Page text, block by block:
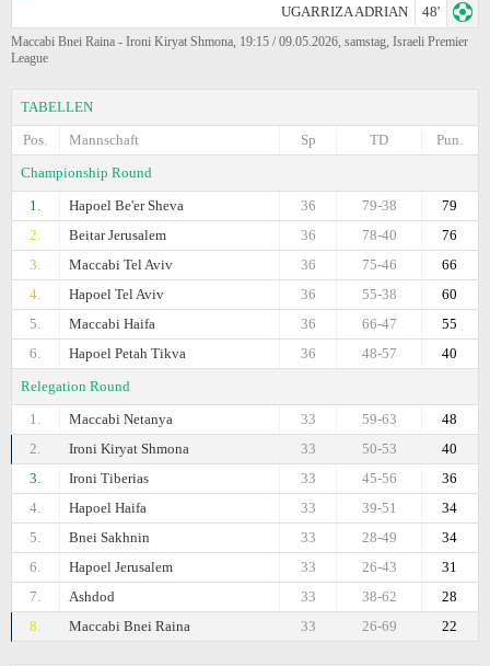
UGARRIZA ADRIAN
48'
Maccabi Bnei Raina - Ironi Kiryat Shmona, 19:15 / 09.05.2026, samstag, Israeli Premier
League
TABELLEN
Pos.
Mannschaft Pun.
TD
Sp
Championship Round
1.
Hapoel Be'er Sheva 79
79-38
36
2.
Beitar Jerusalem 76
78-40
36
3.
Maccabi Tel Aviv 66
75-46
36
4.
Hapoel Tel Aviv 60
55-38
36
5.
Maccabi Haifa 55
66-47
36
6.
Hapoel Petah Tikva 40
48-57
36
Relegation Round
1.
Maccabi Netanya 48
59-63
33
2.
Ironi Kiryat Shmona 40
50-53
33
3.
Ironi Tiberias 36
45-56
33
4.
Hapoel Haifa 34
39-51
33
5.
Bnei Sakhnin 34
28-49
33
6.
Hapoel Jerusalem 31
26-43
33
7.
Ashdod 28
38-62
33
8.
Maccabi Bnei Raina 22
26-69
33